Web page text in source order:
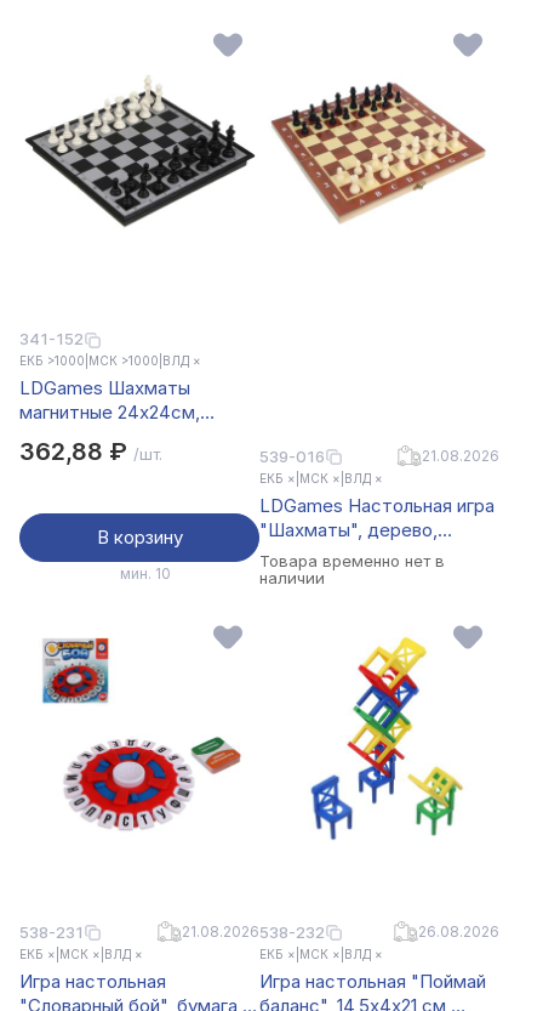
341-152
ЕКБ >1000 МСК >1000 ВЛД ×
LDGames Шахматы
магнитные 24х24см,
362,88 ₽ /шт.
В корзину
мин. 10
539-016 21.08.2026
ЕКБ × МСК × ВЛД ×
LDGames Настольная игра
"Шахматы", дерево,
пластик, 29х29см
Товара временно нет в
наличии
538-231 21.08.2026
ЕКБ × МСК × ВЛД ×
Игра настольная
"Словарный бой", бумага,
538-232 26.08.2026
ЕКБ × МСК × ВЛД ×
Игра настольная "Поймай
баланс", 14,5х4х21 см,